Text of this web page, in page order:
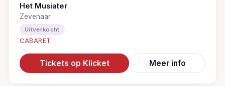
Het Musiater
Zevenaar
Uitverkocht
CABARET
Tickets op Klicket Meer info